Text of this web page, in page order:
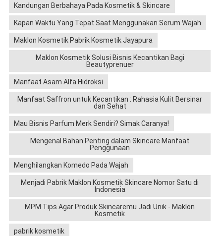
Kandungan Berbahaya Pada Kosmetik & Skincare
Kapan Waktu Yang Tepat Saat Menggunakan Serum Wajah
Maklon Kosmetik Pabrik Kosmetik Jayapura
Maklon Kosmetik Solusi Bisnis Kecantikan Bagi
Beautyprenuer
Manfaat Asam Alfa Hidroksi
Manfaat Saffron untuk Kecantikan : Rahasia Kulit Bersinar
dan Sehat
Mau Bisnis Parfum Merk Sendiri? Simak Caranya!
Mengenal Bahan Penting dalam Skincare Manfaat
Penggunaan
Menghilangkan Komedo Pada Wajah
Menjadi Pabrik Maklon Kosmetik Skincare Nomor Satu di
Indonesia
MPM Tips Agar Produk Skincaremu Jadi Unik - Maklon
Kosmetik
pabrik kosmetik